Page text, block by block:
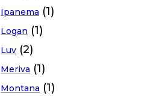
Ipanema (1)
Logan (1)
Luv (2)
Meriva (1)
Montana (1)